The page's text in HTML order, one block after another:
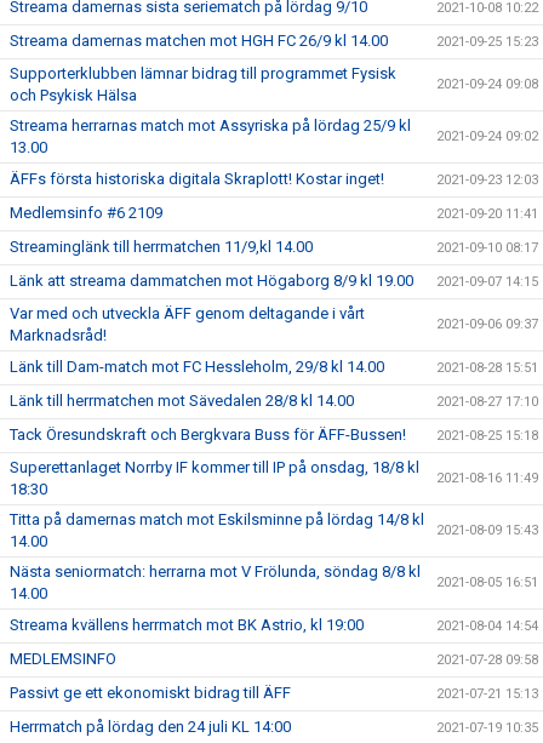
Streama damernas sista seriematch på lördag 9/10 2021-10-08 10:22
Streama damernas matchen mot HGH FC 26/9 kl 14.00 2021-09-25 15:23
Supporterklubben lämnar bidrag till programmet Fysisk
och Psykisk Hälsa
2021-09-24 09:08
Streama herrarnas match mot Assyriska på lördag 25/9 kl
13.00
2021-09-24 09:02
ÄFFs första historiska digitala Skraplott! Kostar inget! 2021-09-23 12:03
Medlemsinfo #6 2109 2021-09-20 11:41
Streaminglänk till herrmatchen 11/9,kl 14.00 2021-09-10 08:17
Länk att streama dammatchen mot Högaborg 8/9 kl 19.00 2021-09-07 14:15
Var med och utveckla ÄFF genom deltagande i vårt
Marknadsråd!
2021-09-06 09:37
Länk till Dam-match mot FC Hessleholm, 29/8 kl 14.00 2021-08-28 15:51
Länk till herrmatchen mot Sävedalen 28/8 kl 14.00 2021-08-27 17:10
Tack Öresundskraft och Bergkvara Buss för ÄFF-Bussen! 2021-08-25 15:18
Superettanlaget Norrby IF kommer till IP på onsdag, 18/8 kl
18:30
2021-08-16 11:49
Titta på damernas match mot Eskilsminne på lördag 14/8 kl
14.00
2021-08-09 15:43
Nästa seniormatch: herrarna mot V Frölunda, söndag 8/8 kl
14.00
2021-08-05 16:51
Streama kvällens herrmatch mot BK Astrio, kl 19:00 2021-08-04 14:54
MEDLEMSINFO 2021-07-28 09:58
Passivt ge ett ekonomiskt bidrag till ÄFF 2021-07-21 15:13
Herrmatch på lördag den 24 juli KL 14:00 2021-07-19 10:35